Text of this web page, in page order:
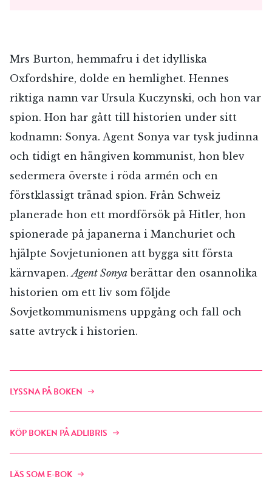
Mrs Burton, hemmafru i det idylliska
Oxfordshire, dolde en hemlighet. Hennes
riktiga namn var Ursula Kuczynski, och hon var
spion. Hon har gått till historien under sitt
kodnamn: Sonya. Agent Sonya var tysk judinna
och tidigt en hängiven kommunist, hon blev
sedermera överste i röda armén och en
förstklassigt tränad spion. Från Schweiz
planerade hon ett mordförsök på Hitler, hon
spionerade på japanerna i Manchuriet och
hjälpte Sovjetunionen att bygga sitt första
kärnvapen.Agent Sonya berättar den osannolika
historien om ett liv som följde
Sovjetkommunismens uppgång och fall och
satte avtryck i historien.
LYSSNA PÅ BOKEN
KÖP BOKEN PÅ ADLIBRIS
LÄS SOM E-BOK